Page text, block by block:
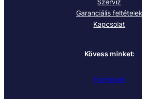
Garanciális feltételek
Kapcsolat
Kövess minket:
Facebook